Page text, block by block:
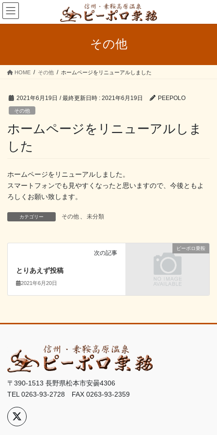
コ
ン
テ
ス
ナ
ビ
ゲ
ン
その他
HOME その他 ホームページをリニューアルしました
2021年6月19日 / 最終更新日時 : 2021年6月19日 PEEPOLO
その他
ホームページをリニューアルしま
した
ホームページをリニューアルしました。
スマートフォンでも見やすくなったと思いますので、今後ともよ
ろしくお願い致します。
カテゴリー その他 、 未分類
ピーポロ乗鞍
次の記事
とりあえず投稿
2021年6月20日
〒390-1513 長野県松本市安曇4306
TEL 0263-93-2728 FAX 0263-93-2359